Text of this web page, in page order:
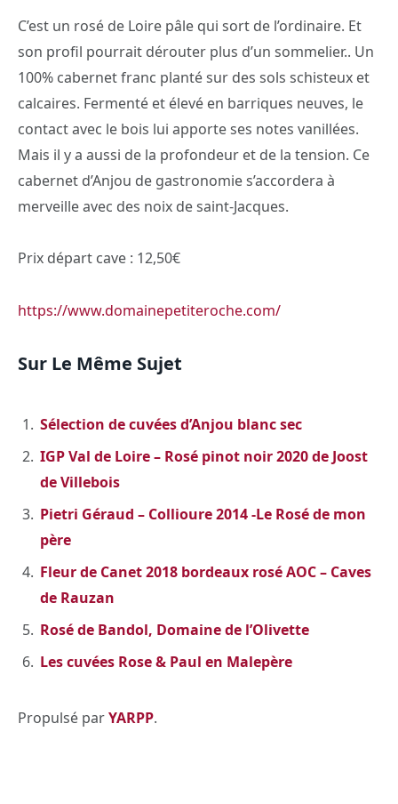
C’est un rosé de Loire pâle qui sort de l’ordinaire. Et
son profil pourrait dérouter plus d’un sommelier.. Un
100% cabernet franc planté sur des sols schisteux et
calcaires. Fermenté et élevé en barriques neuves, le
contact avec le bois lui apporte ses notes vanillées.
Mais il y a aussi de la profondeur et de la tension. Ce
cabernet d’Anjou de gastronomie s’accordera à
merveille avec des noix de saint-Jacques.
Prix départ cave : 12,50€
https://www.domainepetiteroche.com/
Sur Le Même Sujet
Sélection de cuvées d’Anjou blanc sec
IGP Val de Loire – Rosé pinot noir 2020 de Joost
de Villebois
Pietri Géraud – Collioure 2014 -Le Rosé de mon
père
Fleur de Canet 2018 bordeaux rosé AOC – Caves
de Rauzan
Rosé de Bandol, Domaine de l’Olivette
Les cuvées Rose & Paul en Malepère
Propulsé parYARPP.